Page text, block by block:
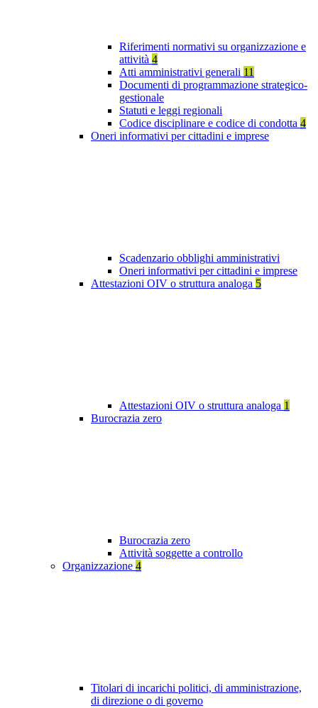
Riferimenti normativi su organizzazione e
attività 4
Atti amministrativi generali 11
Documenti di programmazione strategico-
gestionale
Statuti e leggi regionali
Codice disciplinare e codice di condotta 4
Oneri informativi per cittadini e imprese
Scadenzario obblighi amministrativi
Oneri informativi per cittadini e imprese
Attestazioni OIV o struttura analoga 5
Attestazioni OIV o struttura analoga 1
Burocrazia zero
Burocrazia zero
Attività soggette a controllo
Organizzazione 4
Titolari di incarichi politici, di amministrazione,
di direzione o di governo